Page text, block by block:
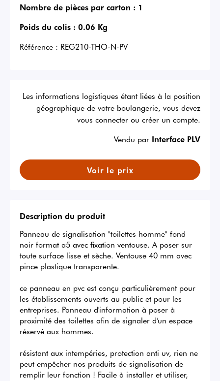
Nombre de pièces par carton : 1
Poids du colis : 0.06 Kg
Référence : REG210-THO-N-PV
Les informations logistiques étant liées à la position
géographique de votre boulangerie, vous devez
vous connecter ou créer un compte.
Vendu par Interface PLV
Voir le prix
Description du produit
Panneau de signalisation "toilettes homme" fond
noir format a5 avec fixation ventouse. A poser sur
toute surface lisse et sèche. Ventouse 40 mm avec
pince plastique transparente.
ce panneau en pvc est conçu particulièrement pour
les établissements ouverts au public et pour les
entreprises. Panneau d'information à poser à
proximité des toilettes afin de signaler d'un espace
réservé aux hommes.
résistant aux intempéries, protection anti uv, rien ne
peut empêcher nos produits de signalisation de
remplir leur fonction ! Facile à installer et utiliser,